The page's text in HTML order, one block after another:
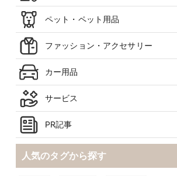
ペット・ペット用品
ファッション・アクセサリー
カー用品
サービス
PR記事
人気のタグから探す